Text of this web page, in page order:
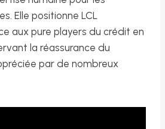
Elle positionne LCL
aux pure players du crédit en
la réassurance du
par de nombreux